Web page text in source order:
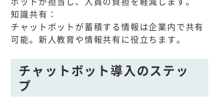
知識共有：
チャットボットが蓄積する情報は企業内で共有
可能。新人教育や情報共有に役立ちます。
チャットボット導入のステッ
プ